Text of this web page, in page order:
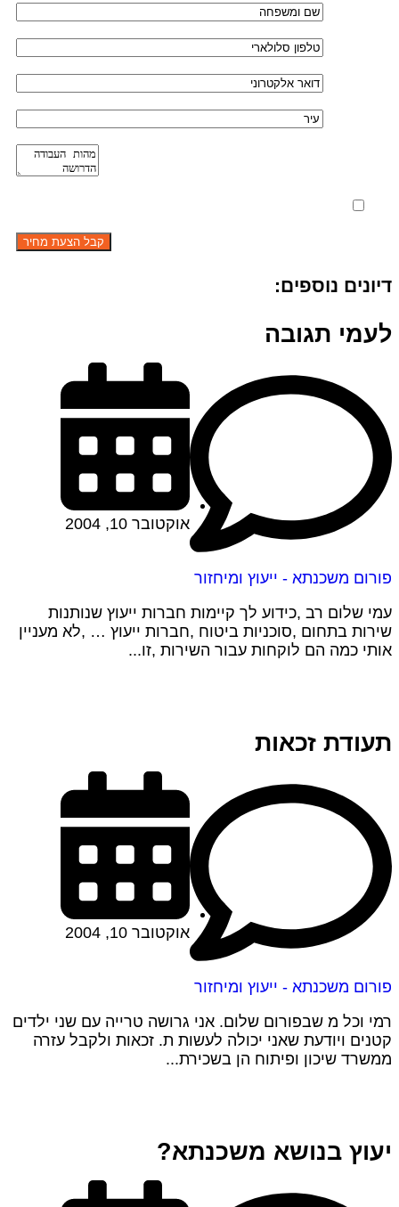
דיונים נוספים:
לעמי תגובה
פורום משכנתא - ייעוץ ומיחזור
אוקטובר 10, 2004
עמי שלום רב ,כידוע לך קיימות חברות ייעוץ שנותנות
שירות בתחום ,סוכניות ביטוח ,חברות ייעוץ … ,לא מעניין
אותי כמה הם לוקחות עבור השירות ,זו...
תעודת זכאות
פורום משכנתא - ייעוץ ומיחזור
אוקטובר 10, 2004
רמי וכל מ שבפורום שלום. אני גרושה טרייה עם שני ילדים
קטנים ויודעת שאני יכולה לעשות ת. זכאות ולקבל עזרה
ממשרד שיכון ופיתוח הן בשכירת...
יעוץ בנושא משכנתא?